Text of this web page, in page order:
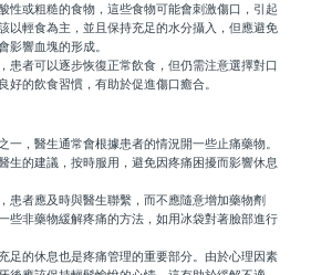
或粗糙的食物，這些食物可能會刺激傷口，引起
以輕食為主，並且保持充足的水分攝入，但應避免
影響血塊的形成。
者可以逐步恢復正常飲食，但仍需注意選擇對口
好的飲食習慣，有助於促進傷口癒合。
，醫生通常會根據患者的情況開一些止痛藥物。
生的建議，按時服用，避免因疼痛困擾而影響休息
者應及時與醫生聯繫，而不應隨意增加藥物劑
些非藥物緩解疼痛的方法，如用冰袋對著臉部進行
的休息也是疼痛管理的重要部分。由於心理因素